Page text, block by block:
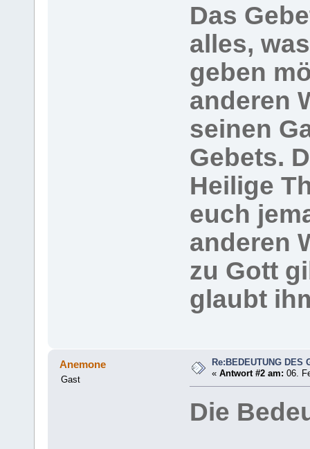
Das
alles,
geben
anderen
seinen
Gebets.
Heilige
euch
anderen
zu Gott
glaubt
Anemone
Gast
Re:BEDEUTUNG DES
«Antwort #2 am: 06.
Die